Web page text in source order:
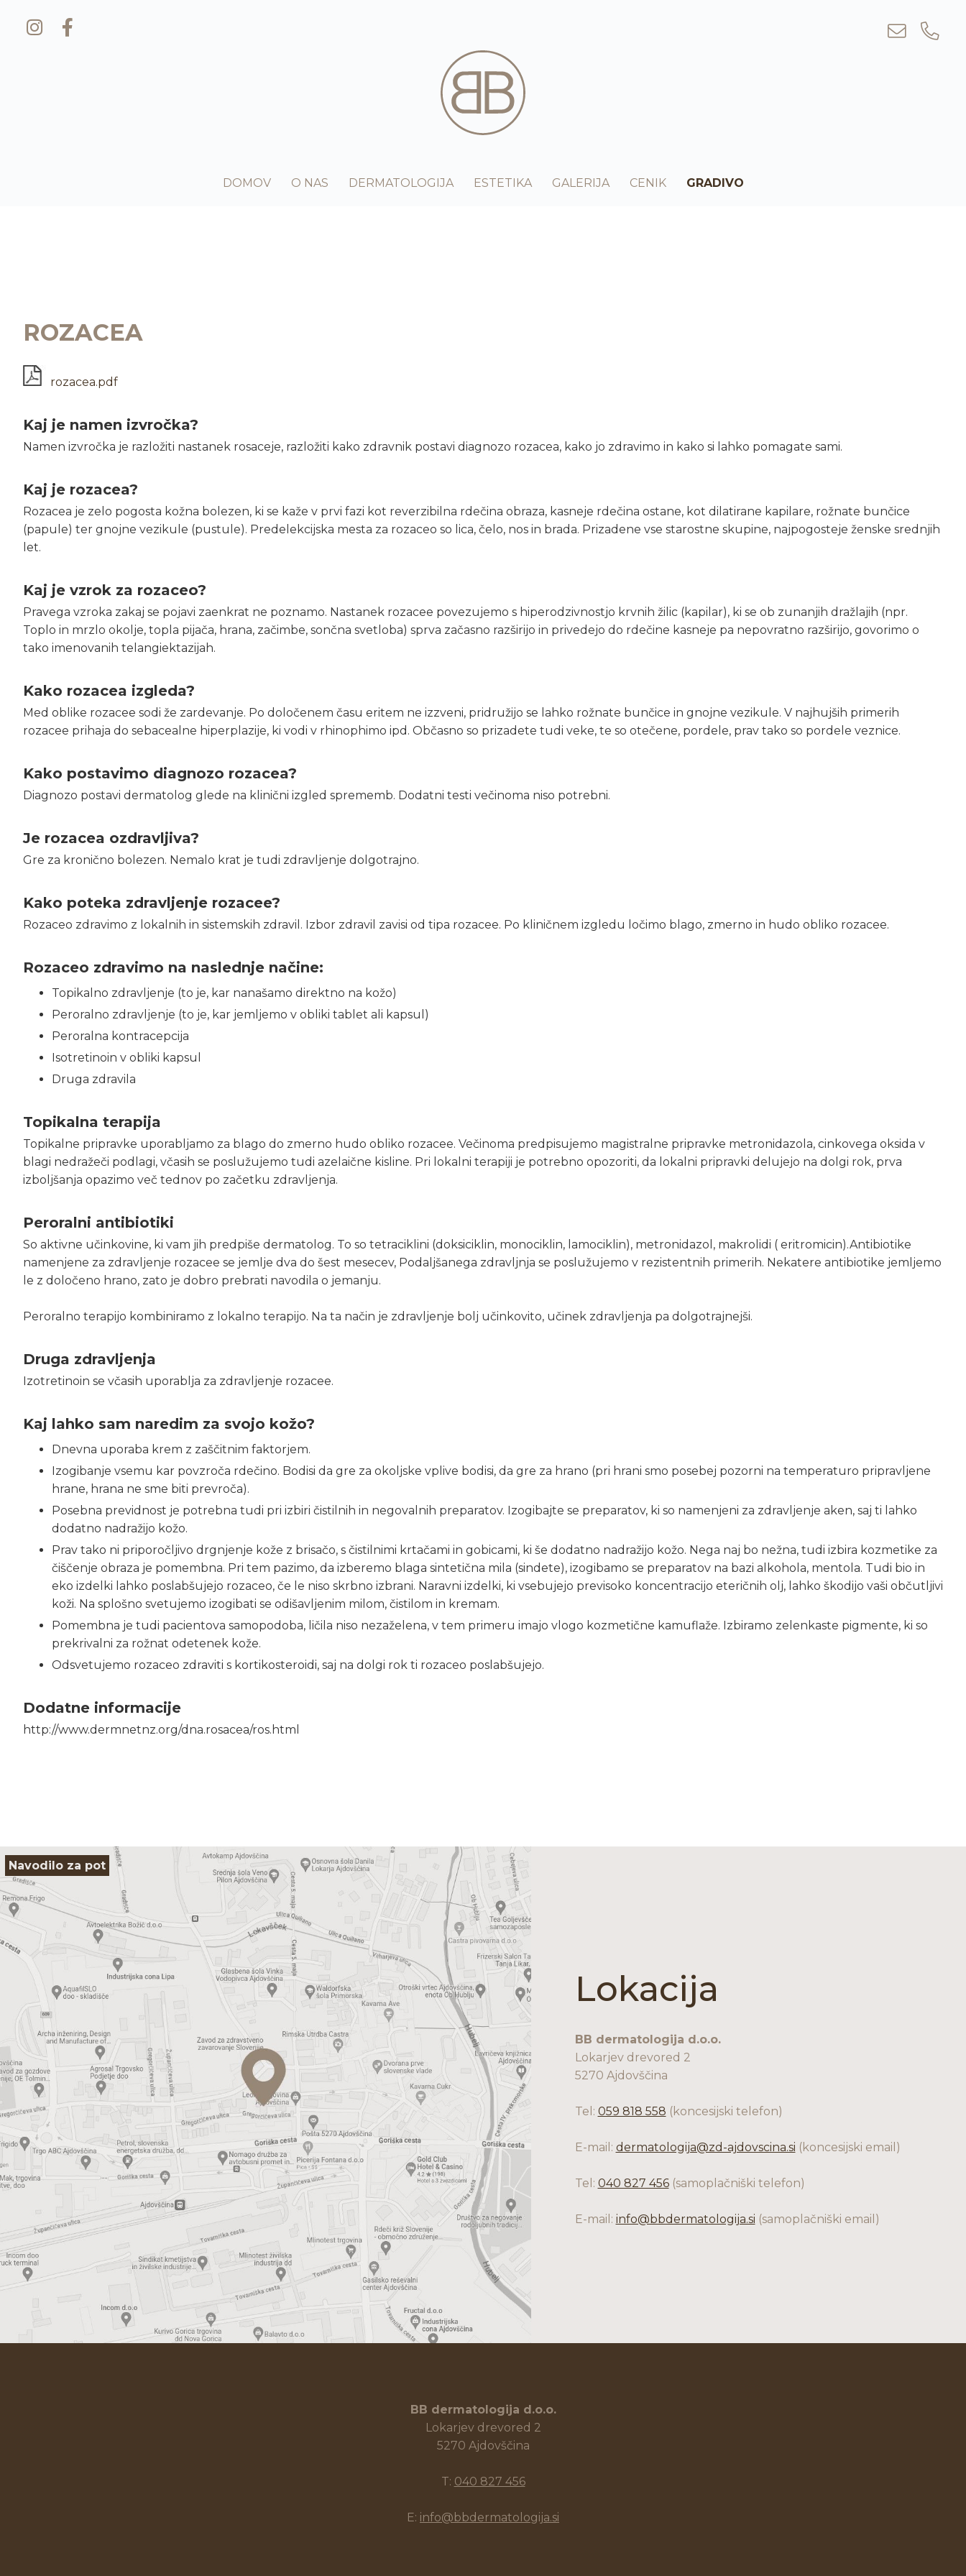
DOMOV O NAS DERMATOLOGIJA ESTETIKA GALERIJA CENIK GRADIVO
ROZACEA
rozacea.pdf
Kaj je namen izvročka?
Namen izvročka je razložiti nastanek rosaceje, razložiti kako zdravnik postavi diagnozo rozacea, kako jo zdravimo in kako si lahko pomagate sami.
Kaj je rozacea?
Rozacea je zelo pogosta kožna bolezen, ki se kaže v prvi fazi kot reverzibilna rdečina obraza, kasneje rdečina ostane, kot dilatirane kapilare, rožnate bunčice
(papule) ter gnojne vezikule (pustule). Predelekcijska mesta za rozaceo so lica, čelo, nos in brada. Prizadene vse starostne skupine, najpogosteje ženske srednjih
let.
Kaj je vzrok za rozaceo?
Pravega vzroka zakaj se pojavi zaenkrat ne poznamo. Nastanek rozacee povezujemo s hiperodzivnostjo krvnih žilic (kapilar), ki se ob zunanjih dražlajih (npr.
Toplo in mrzlo okolje, topla pijača, hrana, začimbe, sončna svetloba) sprva začasno razširijo in privedejo do rdečine kasneje pa nepovratno razširijo, govorimo o
tako imenovanih telangiektazijah.
Kako rozacea izgleda?
Med oblike rozacee sodi že zardevanje. Po določenem času eritem ne izzveni, pridružijo se lahko rožnate bunčice in gnojne vezikule. V najhujših primerih
rozacee prihaja do sebacealne hiperplazije, ki vodi v rhinophimo ipd. Občasno so prizadete tudi veke, te so otečene, pordele, prav tako so pordele veznice.
Kako postavimo diagnozo rozacea?
Diagnozo postavi dermatolog glede na klinični izgled sprememb. Dodatni testi večinoma niso potrebni.
Je rozacea ozdravljiva?
Gre za kronično bolezen. Nemalo krat je tudi zdravljenje dolgotrajno.
Kako poteka zdravljenje rozacee?
Rozaceo zdravimo z lokalnih in sistemskih zdravil. Izbor zdravil zavisi od tipa rozacee. Po kliničnem izgledu ločimo blago, zmerno in hudo obliko rozacee.
Rozaceo zdravimo na naslednje načine:
Topikalno zdravljenje (to je, kar nanašamo direktno na kožo)
Peroralno zdravljenje (to je, kar jemljemo v obliki tablet ali kapsul)
Peroralna kontracepcija
Isotretinoin v obliki kapsul
Druga zdravila
Topikalna terapija
Topikalne pripravke uporabljamo za blago do zmerno hudo obliko rozacee. Večinoma predpisujemo magistralne pripravke metronidazola, cinkovega oksida v
blagi nedražeči podlagi, včasih se poslužujemo tudi azelaične kisline. Pri lokalni terapiji je potrebno opozoriti, da lokalni pripravki delujejo na dolgi rok, prva
izboljšanja opazimo več tednov po začetku zdravljenja.
Peroralni antibiotiki
So aktivne učinkovine, ki vam jih predpiše dermatolog. To so tetraciklini (doksiciklin, monociklin, lamociklin), metronidazol, makrolidi ( eritromicin).Antibiotike
namenjene za zdravljenje rozacee se jemlje dva do šest mesecev, Podaljšanega zdravljnja se poslužujemo v rezistentnih primerih. Nekatere antibiotike jemljemo
le z določeno hrano, zato je dobro prebrati navodila o jemanju.
Peroralno terapijo kombiniramo z lokalno terapijo. Na ta način je zdravljenje bolj učinkovito, učinek zdravljenja pa dolgotrajnejši.
Druga zdravljenja
Izotretinoin se včasih uporablja za zdravljenje rozacee.
Kaj lahko sam naredim za svojo kožo?
Dnevna uporaba krem z zaščitnim faktorjem.
Izogibanje vsemu kar povzroča rdečino. Bodisi da gre za okoljske vplive bodisi, da gre za hrano (pri hrani smo posebej pozorni na temperaturo pripravljene
hrane, hrana ne sme biti prevroča).
Posebna previdnost je potrebna tudi pri izbiri čistilnih in negovalnih preparatov. Izogibajte se preparatov, ki so namenjeni za zdravljenje aken, saj ti lahko
dodatno nadražijo kožo.
Prav tako ni priporočljivo drgnjenje kože z brisačo, s čistilnimi krtačami in gobicami, ki še dodatno nadražijo kožo. Nega naj bo nežna, tudi izbira kozmetike za
čiščenje obraza je pomembna. Pri tem pazimo, da izberemo blaga sintetična mila (sindete), izogibamo se preparatov na bazi alkohola, mentola. Tudi bio in
eko izdelki lahko poslabšujejo rozaceo, če le niso skrbno izbrani. Naravni izdelki, ki vsebujejo previsoko koncentracijo eteričnih olj, lahko škodijo vaši občutljivi
koži. Na splošno svetujemo izogibati se odišavljenim milom, čistilom in kremam.
Pomembna je tudi pacientova samopodoba, ličila niso nezaželena, v tem primeru imajo vlogo kozmetične kamuflaže. Izbiramo zelenkaste pigmente, ki so
prekrivalni za rožnat odetenek kože.
Odsvetujemo rozaceo zdraviti s kortikosteroidi, saj na dolgi rok ti rozaceo poslabšujejo.
Dodatne informacije
http://www.dermnetnz.org/dna.rosacea/ros.html
Navodilo za pot
Lokacija
BB dermatologija d.o.o.
Lokarjev drevored 2
5270 Ajdovščina
Tel: 059 818 558 (koncesijski telefon)
E-mail: dermatologija@zd-ajdovscina.si (koncesijski email)
Tel: 040 827 456(samoplačniški telefon)
E-mail: info@bbdermatologija.si (samoplačniški email)
BB dermatologija d.o.o.
Lokarjev drevored 2
5270 Ajdovščina
T: 040 827 456
E: info@bbdermatologija.si